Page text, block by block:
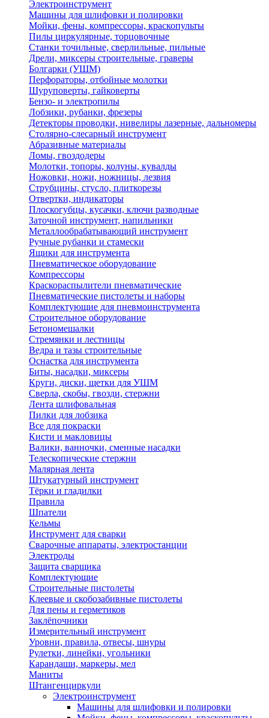
Электроинструмент
Машины для шлифовки и полировки
Мойки, фены, компрессоры, краскопульты
Пилы циркулярные, торцовочные
Станки точильные, сверлильные, пильные
Дрели, миксеры строительные, граверы
Болгарки (УШМ)
Перфораторы, отбойные молотки
Шуруповерты, гайковерты
Бензо- и электропилы
Лобзики, рубанки, фрезеры
Детекторы проводки, нивелиры лазерные, дальномеры
Столярно-слесарный инструмент
Абразивные материалы
Ломы, гвоздодеры
Молотки, топоры, колуны, кувалды
Ножовки, ножи, ножницы, лезвия
Струбцины, стусло, плиткорезы
Отвертки, индикаторы
Плоскогубцы, кусачки, ключи разводные
Заточной инструмент, напильники
Металлообрабатывающий инструмент
Ручные рубанки и стамески
Ящики для инструмента
Пневматическое оборудование
Компрессоры
Краскораспылители пневматические
Пневматические пистолеты и наборы
Комплектующие для пневмоинструмента
Строительное оборудование
Бетономешалки
Стремянки и лестницы
Ведра и тазы строительные
Оснастка для инструмента
Биты, насадки, миксеры
Круги, диски, щетки для УШМ
Сверла, скобы, гвозди, стержни
Лента шлифовальная
Пилки для лобзика
Все для покраски
Кисти и макловицы
Валики, ванночки, сменные насадки
Телескопические стержни
Малярная лента
Штукатурный инструмент
Тёрки и гладилки
Правила
Шпатели
Кельмы
Инструмент для сварки
Сварочные аппараты, электростанции
Электроды
Защита сварщика
Комплектующие
Строительные пистолеты
Клеевые и скобозабивные пистолеты
Для пены и герметиков
Заклёпочники
Измерительный инструмент
Уровни, правила, отвесы, шнуры
Рулетки, линейки, угольники
Карандаши, маркеры, мел
Маниты
Штангенциркули
Электроинструмент
Машины для шлифовки и полировки